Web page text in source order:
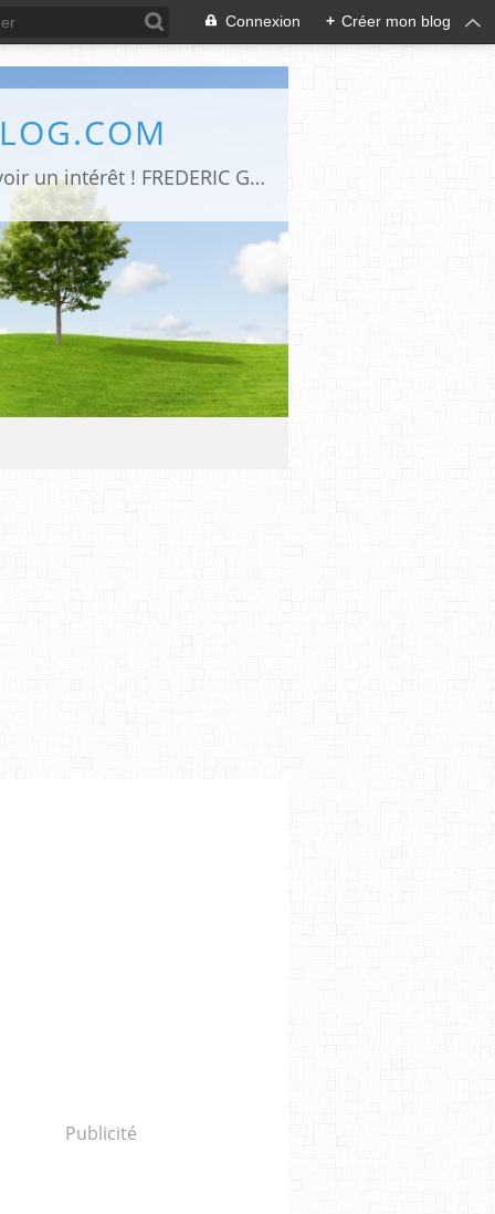
Connexion + Créer mon blog
Art de vivre -Moteur de recherche d’articles parus sur le net et qui me semblent avoir un intérêt ! FREDERIC GENET Architecte d'intérieur
Publicité